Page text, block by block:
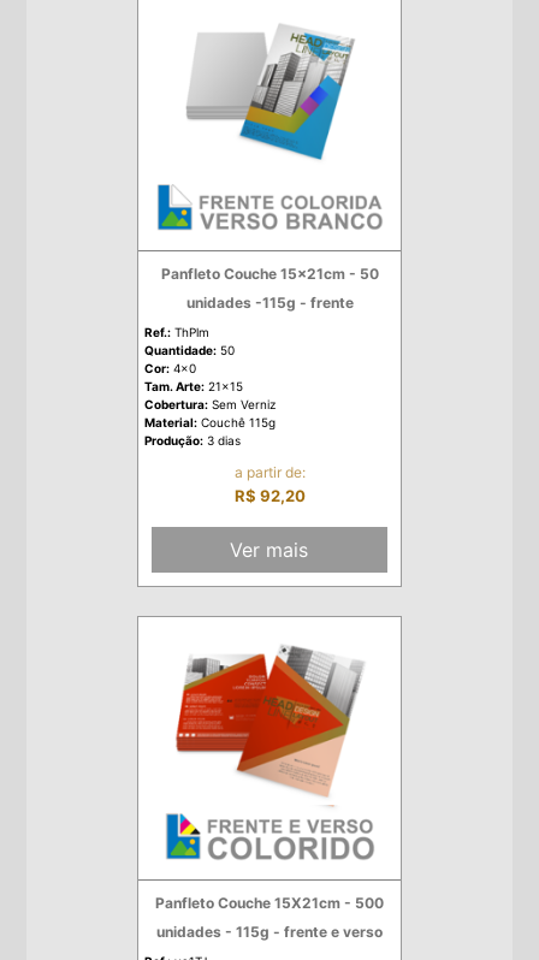
Panfleto Couche 15x21cm - 50
unidades -115g - frente
Ref.: ThPlm
Quantidade: 50
Cor: 4x0
Tam. Arte: 21x15
Cobertura: Sem Verniz
Material: Couchê 115g
Produção: 3 dias
a partir de:
R$ 92,20
Ver mais
Panfleto Couche 15X21cm - 500
unidades - 115g - frente e verso